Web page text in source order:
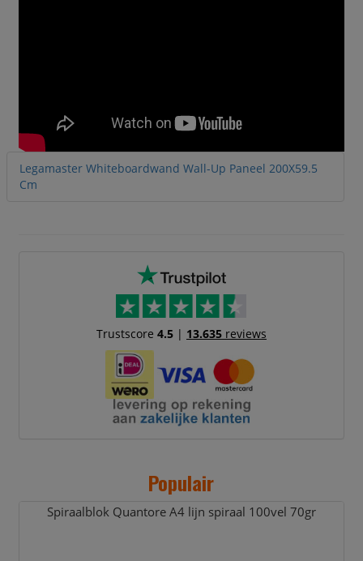
Legamaster Whiteboardwand Wall-Up Paneel 200X59.5
Cm
Trustscore 4.5| 13.635reviews
Populair
Spiraalblok Quantore A4 lijn spiraal 100vel 70gr